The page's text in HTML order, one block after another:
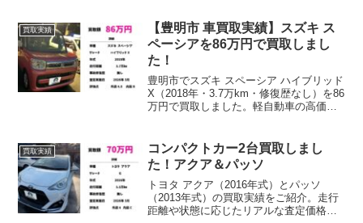
買取実績
【豊明市 車買取実績】スズキ ス
ペーシアを86万円で買取しまし
た！
豊明市でスズキ スペーシア ハイブリッド
X（2018年・3.7万km・修復歴なし）を86
万円で買取しました。軽自動車の高価買
買取実績
コンパクトカー2台買取しまし
た！アクア＆パッソ
トヨタ アクア（2016年式）とパッソ
（2013年式）の買取実績をご紹介。走行
距離や状態に応じたリアルな査定価格を